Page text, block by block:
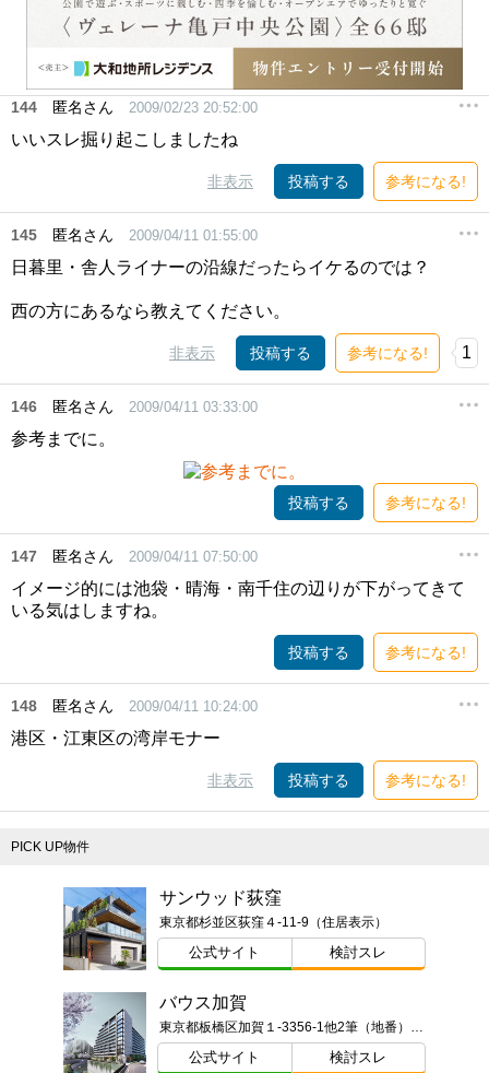
144 匿名さん 2009/02/23 20:52:00
いいスレ掘り起こしましたね
非表示 投稿する 参考になる!
145 匿名さん 2009/04/11 01:55:00
日暮里・舎人ライナーの沿線だったらイケるのでは？
西の方にあるなら教えてください。
非表示 投稿する 参考になる! 1
146 匿名さん 2009/04/11 03:33:00
参考までに。
投稿する 参考になる!
147 匿名さん 2009/04/11 07:50:00
イメージ的には池袋・晴海・南千住の辺りが下がってきて
いる気はしますね。
投稿する 参考になる!
148 匿名さん 2009/04/11 10:24:00
港区・江東区の湾岸モナー
非表示 投稿する 参考になる!
PICK UP物件
サンウッド荻窪
東京都杉並区荻窪４-11-9（住居表示）
公式サイト 検討スレ
バウス加賀
東京都板橋区加賀１-3356-1他2筆（地番）ほか
公式サイト 検討スレ